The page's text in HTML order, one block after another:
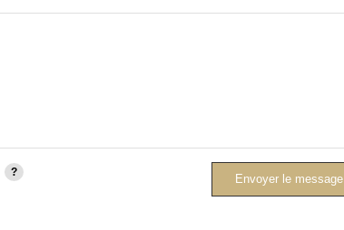
Envoyer le message